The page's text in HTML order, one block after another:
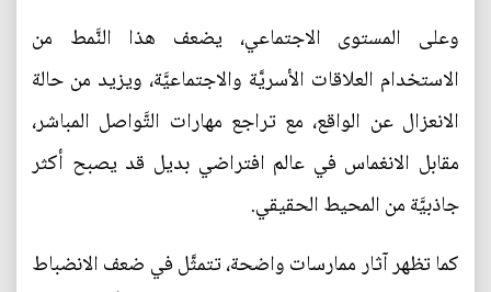
وعلى المستوى الاجتماعي، يضعف هذا النَّمط من
الاستخدام العلاقات الأسريَّة والاجتماعيَّة، ويزيد من حالة
الانعزال عن الواقع، مع تراجع مهارات التَّواصل المباشر،
مقابل الانغماس في عالم افتراضي بديل قد يصبح أكثر
جاذبيَّة من المحيط الحقيقي.
كما تظهر آثار ممارسات واضحة، تتمثَّل في ضعف الانضباط